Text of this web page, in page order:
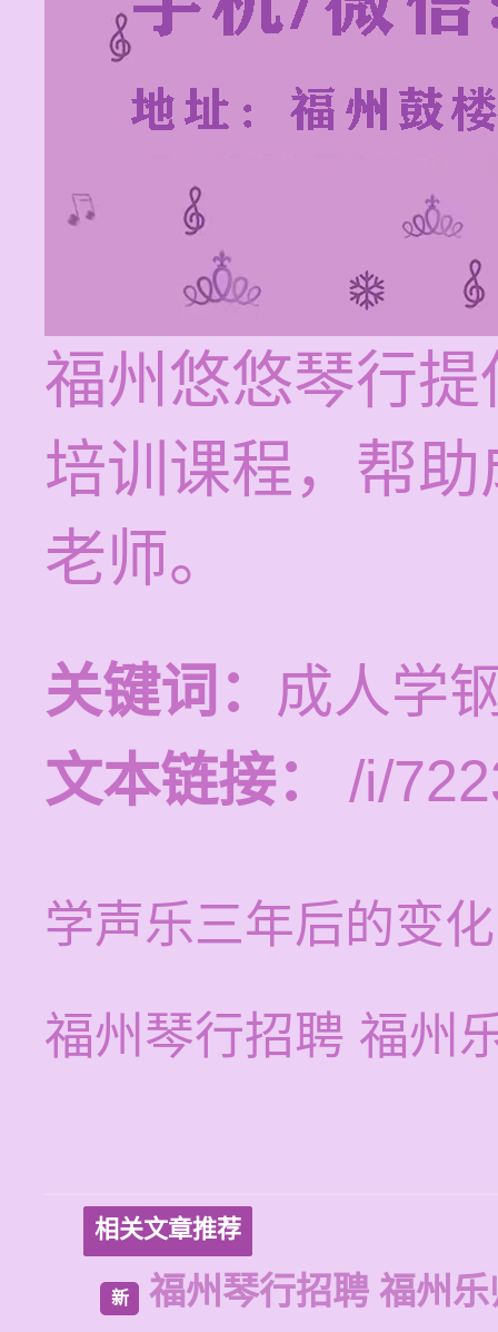
福州悠悠琴行
培训课程，帮
老师。
关键词： 成人学
文本链接：
/i/
学声乐三年后的变化
福州琴行招聘 福州
相关文章推荐
新 福州琴行招聘 福州乐